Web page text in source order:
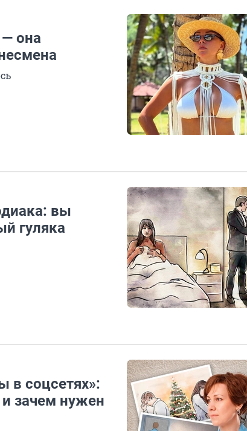
она
вы
гуляка
в соцсетях»:
зачем нужен